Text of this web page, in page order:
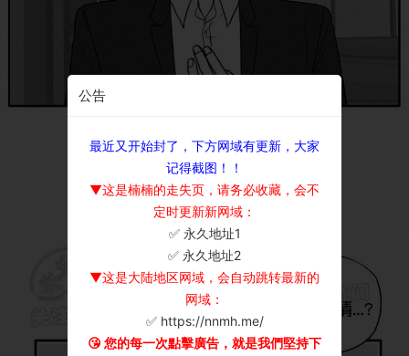
公告
最近又开始封了，下方网域有更新，大家
记得截图！！
▼这是楠楠的走失页，请务必收藏，会不
定时更新新网域：
✅ 永久地址1
✅ 永久地址2
▼这是大陆地区网域，会自动跳转最新的
网域：
✅ https://nnmh.me/
😘 您的每一次點擊廣告，就是我們堅持下